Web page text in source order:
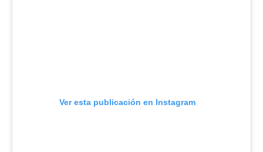
Ver esta publicación en Instagram